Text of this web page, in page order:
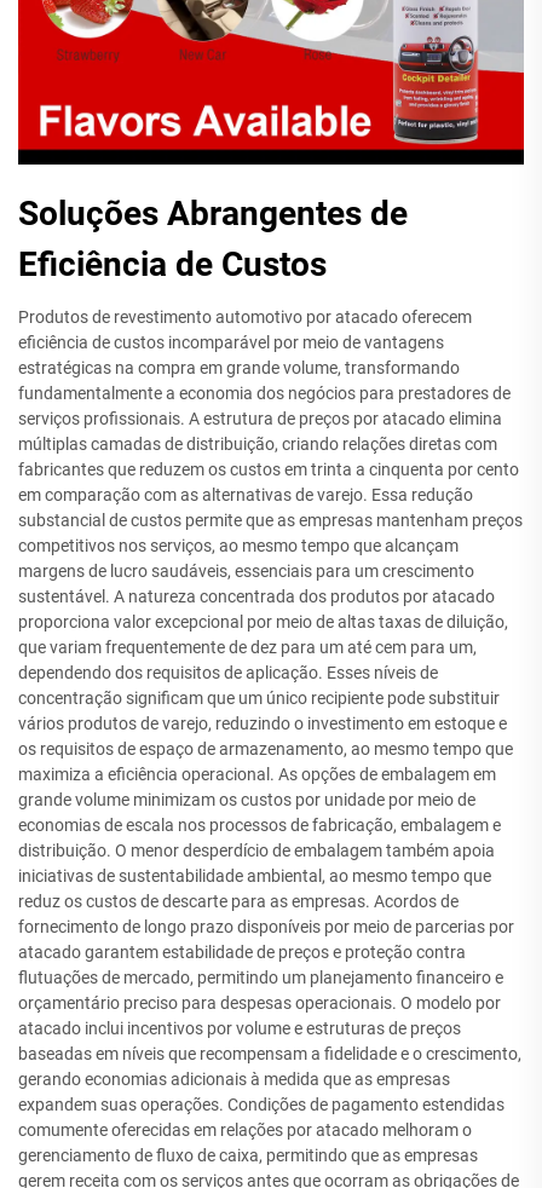
Soluções Abrangentes de
Eficiência de Custos
Produtos de revestimento automotivo por atacado oferecem
eficiência de custos incomparável por meio de vantagens
estratégicas na compra em grande volume, transformando
fundamentalmente a economia dos negócios para prestadores de
serviços profissionais. A estrutura de preços por atacado elimina
múltiplas camadas de distribuição, criando relações diretas com
fabricantes que reduzem os custos em trinta a cinquenta por cento
em comparação com as alternativas de varejo. Essa redução
substancial de custos permite que as empresas mantenham preços
competitivos nos serviços, ao mesmo tempo que alcançam
margens de lucro saudáveis, essenciais para um crescimento
sustentável. A natureza concentrada dos produtos por atacado
proporciona valor excepcional por meio de altas taxas de diluição,
que variam frequentemente de dez para um até cem para um,
dependendo dos requisitos de aplicação. Esses níveis de
concentração significam que um único recipiente pode substituir
vários produtos de varejo, reduzindo o investimento em estoque e
os requisitos de espaço de armazenamento, ao mesmo tempo que
maximiza a eficiência operacional. As opções de embalagem em
grande volume minimizam os custos por unidade por meio de
economias de escala nos processos de fabricação, embalagem e
distribuição. O menor desperdício de embalagem também apoia
iniciativas de sustentabilidade ambiental, ao mesmo tempo que
reduz os custos de descarte para as empresas. Acordos de
fornecimento de longo prazo disponíveis por meio de parcerias por
atacado garantem estabilidade de preços e proteção contra
flutuações de mercado, permitindo um planejamento financeiro e
orçamentário preciso para despesas operacionais. O modelo por
atacado inclui incentivos por volume e estruturas de preços
baseadas em níveis que recompensam a fidelidade e o crescimento,
gerando economias adicionais à medida que as empresas
expandem suas operações. Condições de pagamento estendidas
comumente oferecidas em relações por atacado melhoram o
gerenciamento de fluxo de caixa, permitindo que as empresas
gerem receita com os serviços antes que ocorram as obrigações de